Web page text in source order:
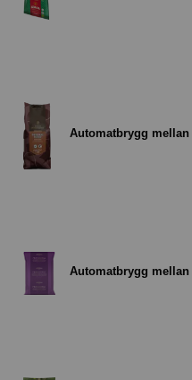
Automatbrygg
Automatbrygg